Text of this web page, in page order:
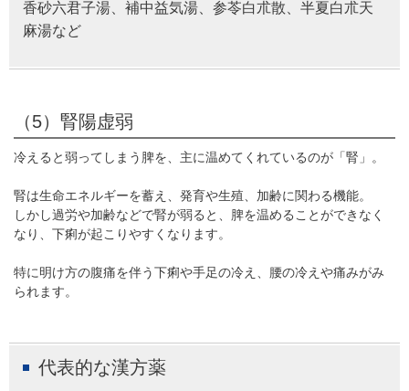
香砂六君子湯、補中益気湯、参苓白朮散、半夏白朮天
麻湯など
（5）腎陽虚弱
冷えると弱ってしまう脾を、主に温めてくれているのが「腎」。
腎は生命エネルギーを蓄え、発育や生殖、加齢に関わる機能。
しかし過労や加齢などで腎が弱ると、脾を温めることができなく
なり、下痢が起こりやすくなります。
特に明け方の腹痛を伴う下痢や手足の冷え、腰の冷えや痛みがみ
られます。
代表的な漢方薬